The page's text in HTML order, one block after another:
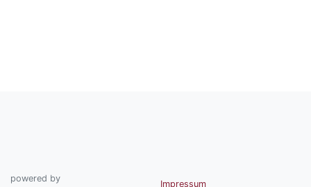
powered by
Impressum